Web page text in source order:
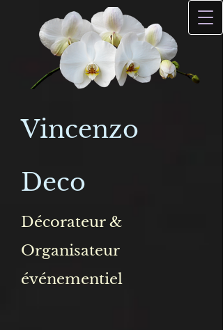
Vincenzo
Deco
Décorateur &
Organisateur
événementiel